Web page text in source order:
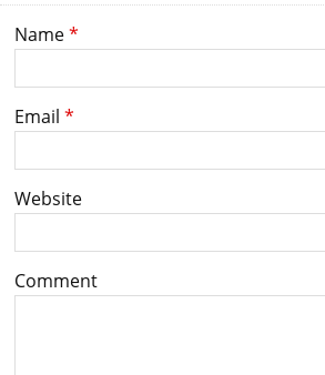
Name*
Email *
Website
Comment